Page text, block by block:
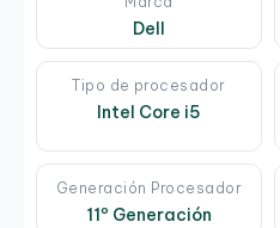
Dell
Tipo de procesador
Intel Core i5
Generación Procesador
11º Generación